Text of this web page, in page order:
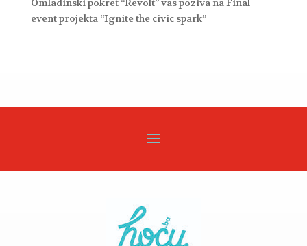
Omladinski pokret “Revolt” vas poziva na Final
event projekta “Ignite the civic spark”